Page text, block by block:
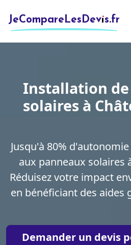
JeCompareLesDevis.fr
Installation
solaires à
Jusqu'à 80%
aux panneaux solaires
Réduisez votre impact
en bénéficiant des aides
Demander un devis